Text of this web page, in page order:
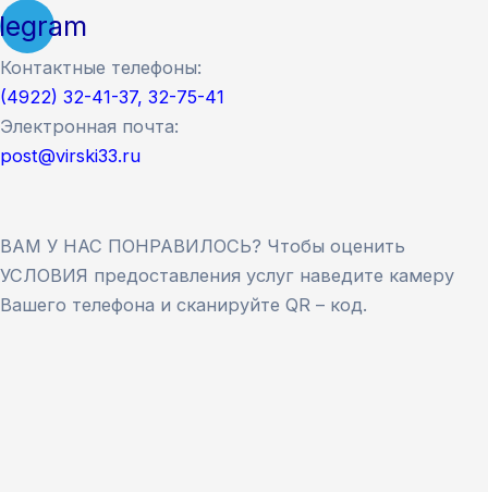
Контактные телефоны:
(4922) 32-41-37, 32-75-41
Электронная почта:
post@virski33.ru
ВАМ У НАС ПОНРАВИЛОСЬ? Чтобы оценить
УСЛОВИЯ предоставления услуг наведите камеру
Вашего телефона и сканируйте QR – код.